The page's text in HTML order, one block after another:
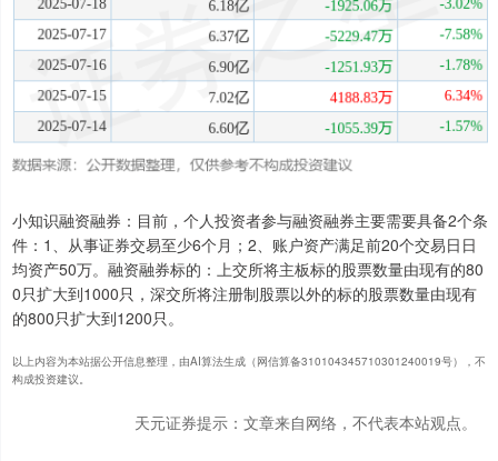
小知识融资融券：目前，个人投资者参与融资融券主要需要具备2个条
件：1、从事证券交易至少6个月；2、账户资产满足前20个交易日日
均资产50万。融资融券标的：上交所将主板标的股票数量由现有的80
0只扩大到1000只，深交所将注册制股票以外的标的股票数量由现有
的800只扩大到1200只。
以上内容为本站据公开信息整理，由AI算法生成（网信算备310104345710301240019号），不
构成投资建议。
天元证券提示：文章来自网络，不代表本站观点。